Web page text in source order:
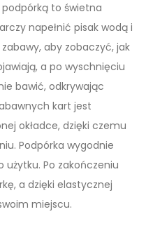
podpórką to świetna
napełnić pisak wodą i
aby zobaczyć, jak
a po wyschnięciu
bawić, odkrywając
kart jest
okładce, dzięki czemu
Podpórka wygodnie
Po zakończeniu
a dzięki elastycznej
miejscu.